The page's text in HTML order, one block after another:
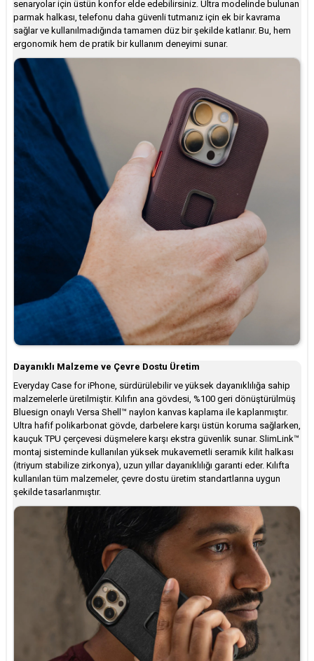
senaryolar için üstün konfor elde edebilirsiniz. Ultra modelinde bulunan
parmak halkası, telefonu daha güvenli tutmanız için ek bir kavrama
sağlar ve kullanılmadığında tamamen düz bir şekilde katlanır. Bu, hem
ergonomik hem de pratik bir kullanım deneyimi sunar.
Dayanıklı Malzeme ve Çevre Dostu Üretim
Everyday Case for iPhone, sürdürülebilir ve yüksek dayanıklılığa sahip
malzemelerle üretilmiştir. Kılıfın ana gövdesi, %100 geri dönüştürülmüş
Bluesign onaylı Versa Shell™ naylon kanvas kaplama ile kaplanmıştır.
Ultra hafif polikarbonat gövde, darbelere karşı üstün koruma sağlarken,
kauçuk TPU çerçevesi düşmelere karşı ekstra güvenlik sunar. SlimLink™
montaj sisteminde kullanılan yüksek mukavemetli seramik kilit halkası
(itriyum stabilize zirkonya), uzun yıllar dayanıklılığı garanti eder. Kılıfta
kullanılan tüm malzemeler, çevre dostu üretim standartlarına uygun
şekilde tasarlanmıştır.